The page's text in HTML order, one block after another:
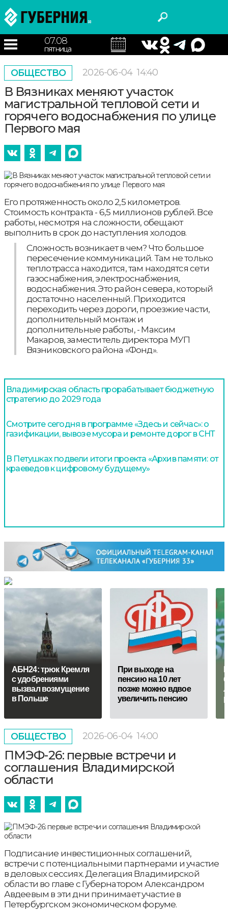
07.08
пятница
ОБЩЕСТВО 2026-06-04 14:40
В Вязниках меняют участок
магистральной тепловой сети и
горячего водоснабжения по улице
Первого мая
Его протяженность около 2,5 километров.
Стоимость контракта - 6,5 миллионов рублей. Все
работы, несмотря на сложности, обещают
выполнить в срок до наступления холодов.
Сложность возникает в чем? Что большое
пересечение коммуникаций. Там не только
теплотрасса находится, там находятся сети
газоснабжения, электроснабжения,
водоснабжения. Это район севера, который
достаточно населенный. Приходится
переходить через дороги, проезжие части,
дополнительный монтаж и
дополнительные работы, - Максим
Макаров, заместитель директора МУП
Вязниковского района «Фонд».
Владимирская область прорабатывает бюджетную
стратегию до 2029 года
Смотрите сегодня в программе «Здесь и сейчас»: о
газификации, вывозе мусора и ремонте дорог в СНТ
В Петушках подвели итоги проекта «Архив памяти: от
краеведов к цифровому будущему»
АБН24: трюк Кремля
с удобрениями
вызвал возмущение
в Польше
При выходе на
пенсию на 10 лет
позже можно вдвое
увеличить пенсию
ОБЩЕСТВО 2026-06-04 14:00
ПМЭФ-26: первые встречи и
соглашения Владимирской
области
Подписание инвестиционных соглашений,
встречи с потенциальными партнерами и участие
в деловых сессиях. Делегация Владимирской
области во главе с Губернатором Александром
Авдеевым в эти дни принимает участие в
Петербургском экономическом форуме.